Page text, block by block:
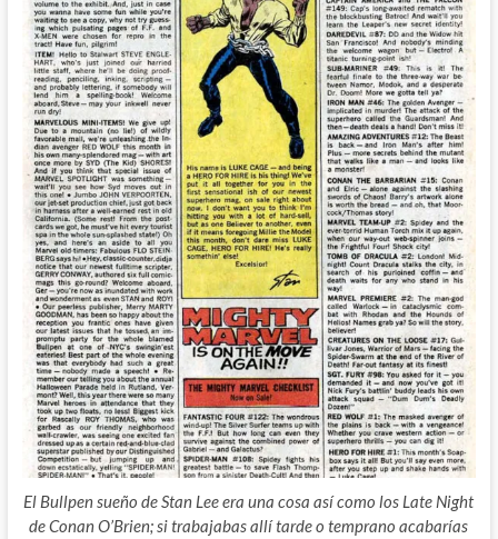
El Bullpen sueño de Stan Lee era una cosa así como los Late Night
de Conan O’Brien; si trabajabas allí tarde o temprano acabarías